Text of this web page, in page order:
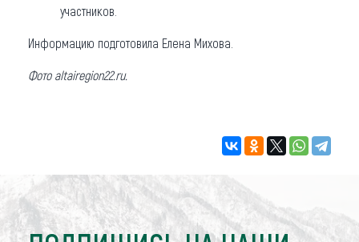
участников.
Информацию подготовила Елена Михова.
Фото altairegion22.ru.